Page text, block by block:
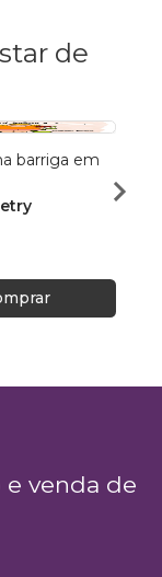
de
barriga em
José
e venda de